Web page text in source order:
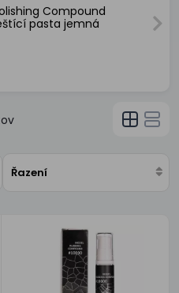
Compound
pasta jemná
Řazení